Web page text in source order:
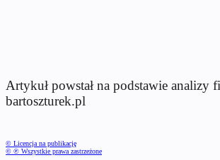
Artykuł powstał na podstawie analizy
bartoszturek.pl
© Licencja na publikację
© ℗ Wszystkie prawa zastrzeżone